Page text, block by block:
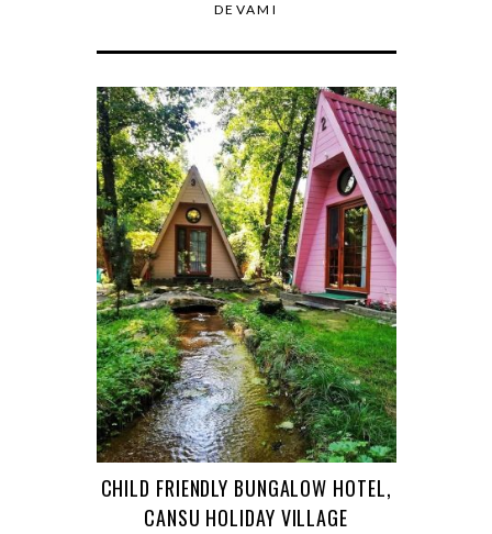
DEVAMI
CHILD FRIENDLY BUNGALOW HOTEL,
CANSU HOLIDAY VILLAGE